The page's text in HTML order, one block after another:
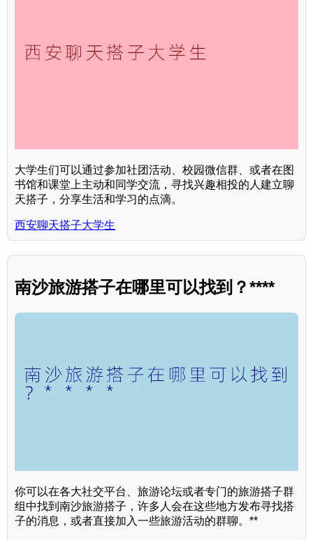
大学生们可以通过参加社团活动、校园微信群、或者在图
书馆和课堂上主动和同学交流，寻找兴趣相投的人建立聊
天搭子，分享生活和学习的点滴。
西安聊天搭子大学生
南沙旅游搭子在哪里可以找到？****
你可以在各大社交平台、旅游论坛或者专门的旅游搭子群
组中找到南沙旅游搭子，许多人会在这些地方发布寻找搭
子的消息，或者直接加入一些旅游活动的群聊。**